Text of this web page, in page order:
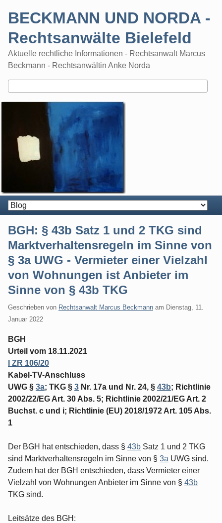
BECKMANN UND NORDA -
Rechtsanwälte Bielefeld
Aktuelle rechtliche Informationen - Rechtsanwalt Marcus
Beckmann - Rechtsanwältin Anke Norda
BGH: § 43b Satz 1 und 2 TKG sind
Marktverhaltensregeln im Sinne von
§ 3a UWG - Vermieter einer Vielzahl
von Wohnungen ist Anbieter im
Sinne von § 43b TKG
Geschrieben von Rechtsanwalt Marcus Beckmann am Dienstag, 11.
Januar 2022
BGH
Urteil vom 18.11.2021
I ZR 106/20
Kabel-TV-Anschluss
UWG § 3a; TKG § 3 Nr. 17a und Nr. 24, § 43b; Richtlinie
2002/22/EG Art. 30 Abs. 5; Richtlinie 2002/21/EG Art. 2
Buchst. c und i; Richtlinie (EU) 2018/1972 Art. 105 Abs.
1
Der BGH hat entschieden, dass § 43b Satz 1 und 2 TKG
sind Marktverhaltensregeln im Sinne von § 3a UWG sind.
Zudem hat der BGH entschieden, dass Vermieter einer
Vielzahl von Wohnungen Anbieter im Sinne von § 43b
TKG sind.
Leitsätze des BGH: